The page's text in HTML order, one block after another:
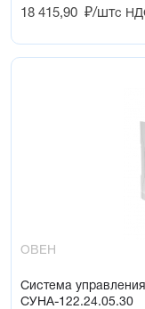
18 415,90 ₽/штс
ОВЕН
Система
СУНА-122.24.05.30